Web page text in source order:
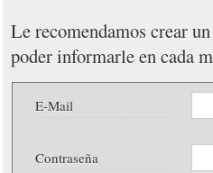
Le recomendamos crear
poder informarle en cada
E-Mail
Contraseña